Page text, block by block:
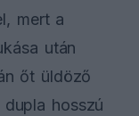
mert a
után
őt üldöző
hosszú